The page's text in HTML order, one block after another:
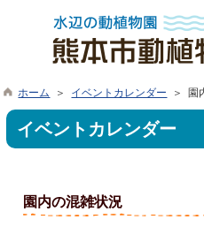
ホーム ＞ イベントカレンダー ＞ 園
イベントカレンダー
園内の混雑状況